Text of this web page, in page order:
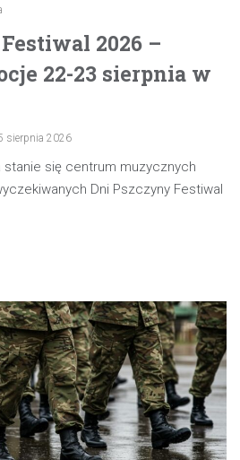
2026 –
22-23 sierpnia w
sierpnia 2026
się centrum muzycznych
Dni Pszczyny Festiwal